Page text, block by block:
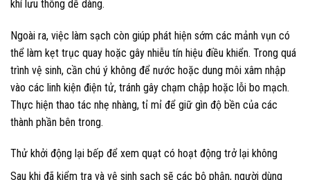
khí lưu thông dễ dàng.
Ngoài ra, việc làm sạch còn giúp phát hiện sớm các mảnh vụn có
thể làm kẹt trục quay hoặc gây nhiễu tín hiệu điều khiển. Trong quá
trình vệ sinh, cần chú ý không để nước hoặc dung môi xâm nhập
vào các linh kiện điện tử, tránh gây chạm chập hoặc lỗi bo mạch.
Thực hiện thao tác nhẹ nhàng, tỉ mỉ để giữ gìn độ bền của các
thành phần bên trong.
Thử khởi động lại bếp để xem quạt có hoạt động trở lại không
Sau khi đã kiểm tra và vệ sinh sạch sẽ các bộ phận, người dùng